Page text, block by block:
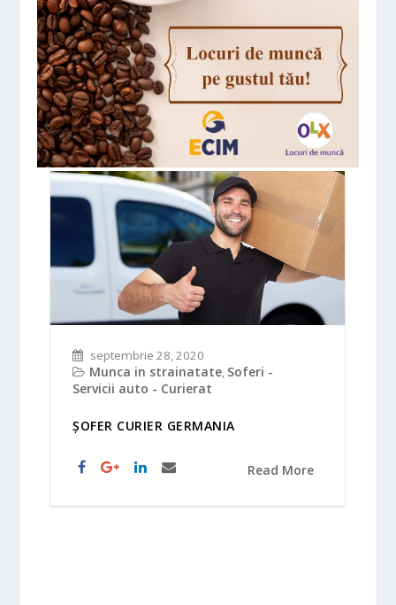
septembrie 28, 2020
Munca in strainatate, Soferi -
Servicii auto - Curierat
ȘOFER CURIER GERMANIA
Read More